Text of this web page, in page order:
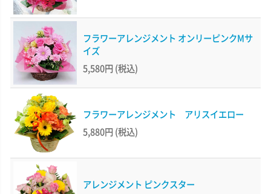
フラワーアレンジメント オンリーピンクMサ
イズ
5,580円 (税込)
フラワーアレンジメント アリスイエロー
5,880円 (税込)
アレンジメント ピンクスター